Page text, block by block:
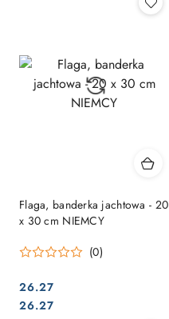
Flaga, banderka jachtowa - 20
x 30 cm NIEMCY
(0)
Cena:
26.27
Cena:
26.27